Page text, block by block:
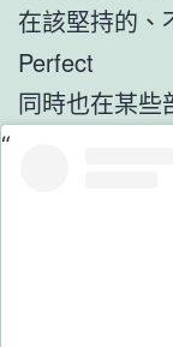
在該堅持的、
Perfect
同時也在某些